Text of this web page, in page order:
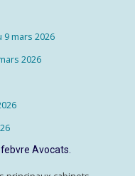
mars 2026
2026
Avocats.